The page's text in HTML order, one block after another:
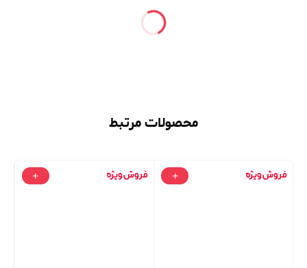
محصولات مرتبط